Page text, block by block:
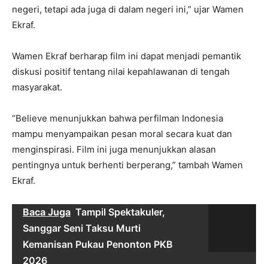
negeri, tetapi ada juga di dalam negeri ini,” ujar Wamen
Ekraf.
Wamen Ekraf berharap film ini dapat menjadi pemantik
diskusi positif tentang nilai kepahlawanan di tengah
masyarakat.
“Believe menunjukkan bahwa perfilman Indonesia
mampu menyampaikan pesan moral secara kuat dan
menginspirasi. Film ini juga menunjukkan alasan
pentingnya untuk berhenti berperang,” tambah Wamen
Ekraf.
Baca Juga Tampil Spektakuler,
Sanggar Seni Taksu Murti
Kemanisan Pukau Penonton PKB
2026